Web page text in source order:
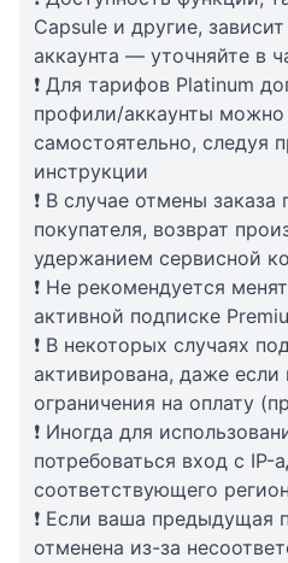
Capsule и другие,
аккаунта — уточняйте в
❗ Для тарифов Platinum
профили/аккаунты можно
самостоятельно, следуя
инструкции
❗ В случае отмены
покупателя, возврат
удержанием сервисной
❗ Не рекомендуется
активной подписке
❗ В некоторых случаях
активирована, даже если
ограничения на оплату
❗ Иногда для
потребоваться вход с IP-
соответствующего
❗ Если ваша предыдущая
отменена из-за